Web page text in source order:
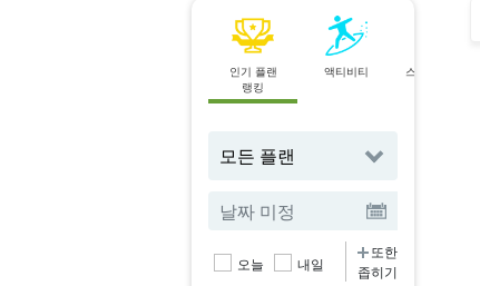
인기 플랜
랭킹
액티비티 스팟으로 찾기
오늘 내일
또한
좁히기